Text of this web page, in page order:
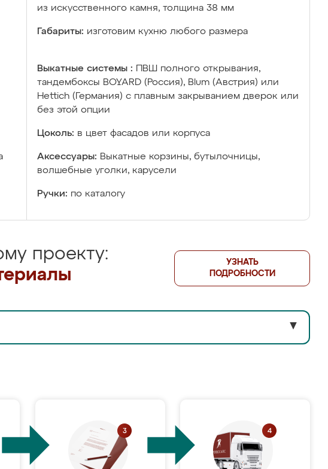
из искусственного камня, толщина 38 мм
Габариты: изготовим кухню любого размера
Выкатные системы :
ПВШ полного открывания,
тандембоксы BOYARD (Россия), Blum (Австрия) или
Hettich (Германия) с плавным закрыванием дверок или
без этой опции
Цоколь: в цвет фасадов или корпуса
Аксессуары: Выкатные корзины, бутылочницы,
волшебные уголки, карусели
Ручки: по каталогу
проекту:
УЗНАТЬ
ПОДРОБНОСТИ
▼